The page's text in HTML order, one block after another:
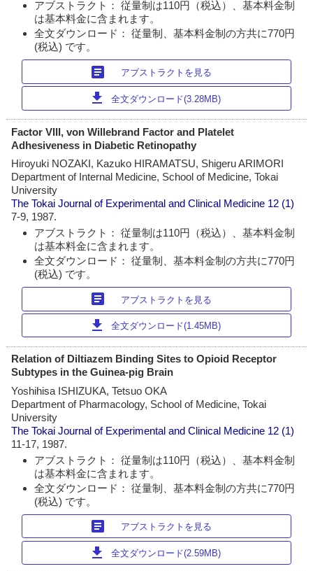
アブストラクト： 従量制は110円（税込）、基本料金制
は基本料金に含まれます。
全文ダウンロード： 従量制、基本料金制の方共に770円
(税込) です。
article アブストラクトを見る
download 全文ダウンロード(3.28MB)
Factor VIII, von Willebrand Factor and Platelet
Adhesiveness in Diabetic Retinopathy
Hiroyuki NOZAKI, Kazuko HIRAMATSU, Shigeru ARIMORI
Department of Internal Medicine, School of Medicine, Tokai
University
The Tokai Journal of Experimental and Clinical Medicine 12 (1)
7-9, 1987.
アブストラクト： 従量制は110円（税込）、基本料金制
は基本料金に含まれます。
全文ダウンロード： 従量制、基本料金制の方共に770円
(税込) です。
article アブストラクトを見る
download 全文ダウンロード(1.45MB)
Relation of Diltiazem Binding Sites to Opioid Receptor
Subtypes in the Guinea-pig Brain
Yoshihisa ISHIZUKA, Tetsuo OKA
Department of Pharmacology, School of Medicine, Tokai
University
The Tokai Journal of Experimental and Clinical Medicine 12 (1)
11-17, 1987.
アブストラクト： 従量制は110円（税込）、基本料金制
は基本料金に含まれます。
全文ダウンロード： 従量制、基本料金制の方共に770円
(税込) です。
article アブストラクトを見る
download 全文ダウンロード(2.59MB)